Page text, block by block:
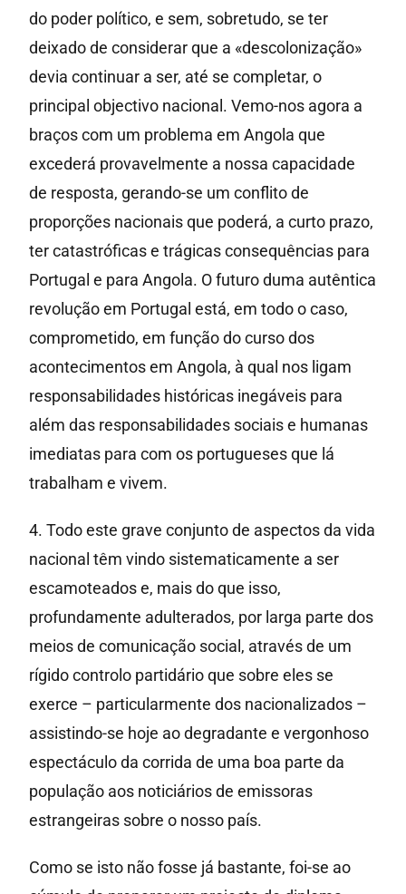
do poder político, e sem, sobretudo, se ter
deixado de considerar que a «descolonização»
devia continuar a ser, até se completar, o
principal objectivo nacional. Vemo-nos agora a
braços com um problema em Angola que
excederá provavelmente a nossa capacidade
de resposta, gerando-se um conflito de
proporções nacionais que poderá, a curto prazo,
ter catastróficas e trágicas consequências para
Portugal e para Angola. O futuro duma autêntica
revolução em Portugal está, em todo o caso,
comprometido, em função do curso dos
acontecimentos em Angola, à qual nos ligam
responsabilidades históricas inegáveis para
além das responsabilidades sociais e humanas
imediatas para com os portugueses que lá
trabalham e vivem.
4. Todo este grave conjunto de aspectos da vida
nacional têm vindo sistematicamente a ser
escamoteados e, mais do que isso,
profundamente adulterados, por larga parte dos
meios de comunicação social, através de um
rígido controlo partidário que sobre eles se
exerce – particularmente dos nacionalizados –
assistindo-se hoje ao degradante e vergonhoso
espectáculo da corrida de uma boa parte da
população aos noticiários de emissoras
estrangeiras sobre o nosso país.
Como se isto não fosse já bastante, foi-se ao